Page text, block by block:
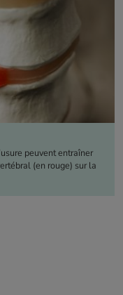
peuvent entraîner
(en rouge) sur la